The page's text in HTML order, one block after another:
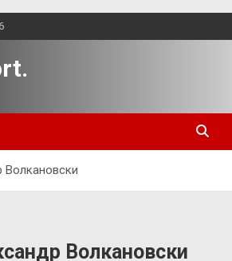
Волкановски
Волкановски